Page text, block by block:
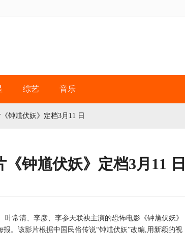
综艺 音乐
钟馗伏妖》定档3月11 日
钟馗伏妖》定档3月11 日
常清、李彦、李参天联袂主演的恐怖电影《钟馗伏妖》
。该影片根据中国民俗传说“钟馗伏妖”改编,用新颖的视